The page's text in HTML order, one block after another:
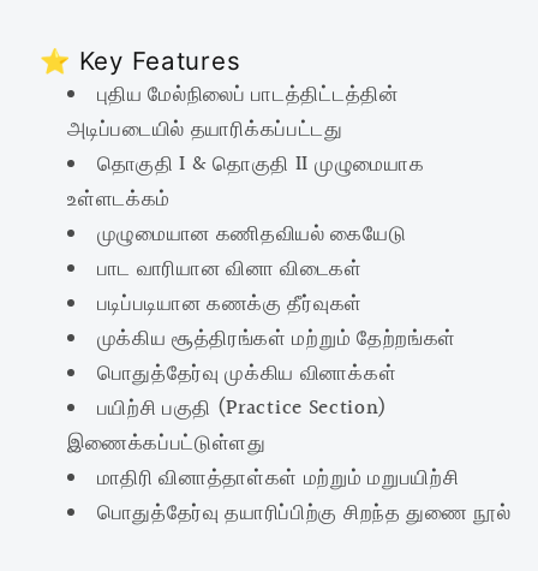
⭐ Key Features
புதிய மேல்நிலைப் பாடத்திட்டத்தின்
அடிப்படையில் தயாரிக்கப்பட்டது
தொகுதி I & தொகுதி II முழுமையாக
உள்ளடக்கம்
முழுமையான கணிதவியல் கையேடு
பாட வாரியான வினா விடைகள்
படிப்படியான கணக்கு தீர்வுகள்
முக்கிய சூத்திரங்கள் மற்றும் தேற்றங்கள்
பொதுத்தேர்வு முக்கிய வினாக்கள்
பயிற்சி பகுதி (Practice Section)
இணைக்கப்பட்டுள்ளது
மாதிரி வினாத்தாள்கள் மற்றும் மறுபயிற்சி
பொதுத்தேர்வு தயாரிப்பிற்கு சிறந்த துணை நூல்